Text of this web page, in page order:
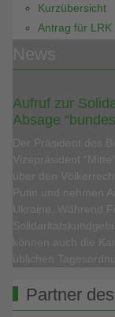
Kurzübersicht
Antrag für
Aufruf zur
Absage
Partner